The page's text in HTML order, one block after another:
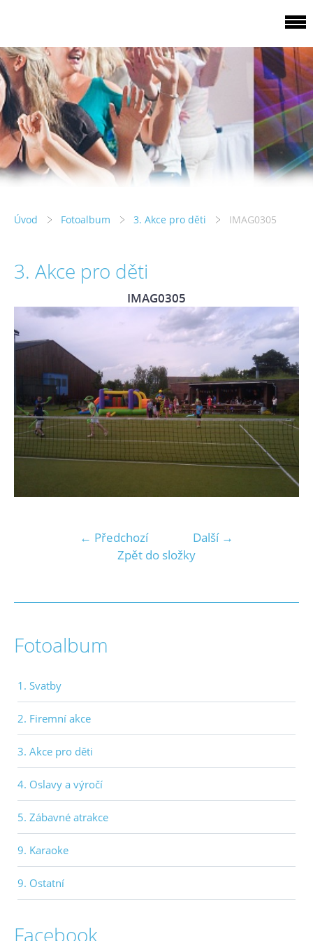
Úvod Fotoalbum 3. Akce pro děti IMAG0305
3. Akce pro děti
IMAG0305
← Předchozí
Další →
Zpět do složky
Fotoalbum
1. Svatby
2. Firemní akce
3. Akce pro děti
4. Oslavy a výročí
5. Zábavné atrakce
9. Karaoke
9. Ostatní
Facebook